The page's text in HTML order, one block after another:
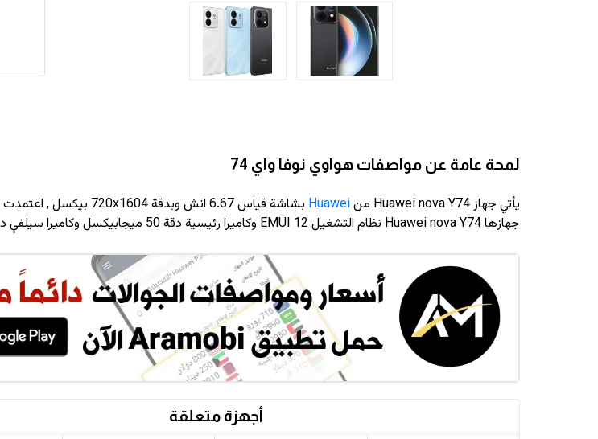
لمحة عامة عن مواصفات هواوي نوفا واي 74
يأتي جهاز Huawei nova Y74 من Huawei بشاشة قياس 6.67 انش وبدقة 720x1604
جهازها Huawei nova Y74 نظام التشغيل EMUI 12 وكاميرا رئيسية دقة 50 ميجابيكسل وكاميرا سيلفي دقة 8 ميجابيكسل
أجهزة متعلقة